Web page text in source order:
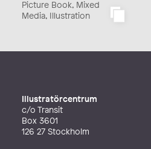
Picture Book, Mixed
Media, Illustration
Illustratörcentrum
c/o Transit
Box 3601
126 27 Stockholm